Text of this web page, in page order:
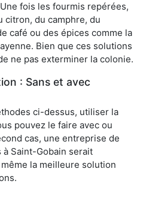
fois les fourmis repérées,
citron, du camphre, du
café ou des épices comme la
Bien que ces solutions
ne pas exterminer la colonie.
: Sans et avec
ci-dessus, utiliser la
pouvez le faire avec ou
cas, une entreprise de
Saint-Gobain serait
la meilleure solution